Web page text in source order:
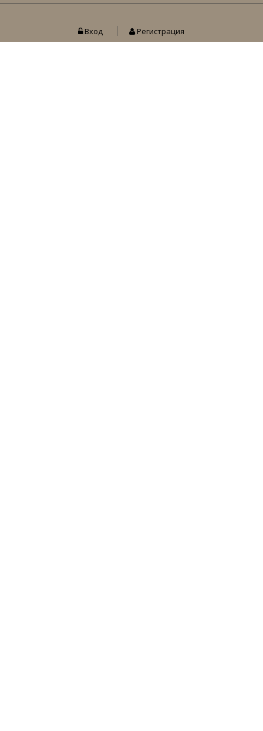
Вход Регистрация